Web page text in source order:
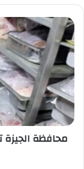
محافظة
الجيزة
تضبط
١٠.٦
طن
مصنعات
ومقطعات
لحوم
و
دواجن